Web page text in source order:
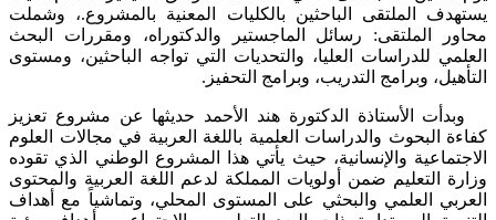
يستهدف الملتقى الباحثين بالكليات المعنية بالمشروع.، وشملت
محاور الملتقى: رسائل الماجستير والدكتوراه، ومقررات البحث
العلمي للدراسات العليا، والتحديات التي تواجه الباحثين، ومستوى
التأهيل، وبرامج التدريب، وبرامج التحفيز.
وبدأت الأستاذة الدكتورة هند الأحمد حديثها عن مشروع تعزيز
كفاءة البحوث والدراسات العلمية باللغة العربية في مجالات العلوم
الاجتماعية والإنسانية، حيث يأتي هذا المشروع الوطني الذي تقوده
وزارة التعليم ضمن أولويات المملكة لدعم اللغة العربية والمحتوى
العربي العلمي والبحثي على المستوى المحلي، وتماشياً مع أهداف